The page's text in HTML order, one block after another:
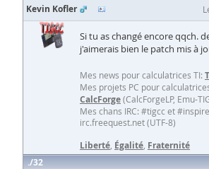
Kevin Kofler
Si tu as changé encore qqch.
j'aimerais bien le patch mis à
Mes news pour calculatrices TI:
Mes projets PC pour
CalcForge(CalcForgeLP, Emu-
Mes chans IRC: #tigcc et
irc.freequest.net (UTF-8)
Liberté Égalité Fraternité
32